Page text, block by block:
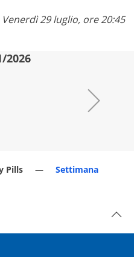
Venerdì 29 luglio, ore 20:45
2026
Pills
Settimana